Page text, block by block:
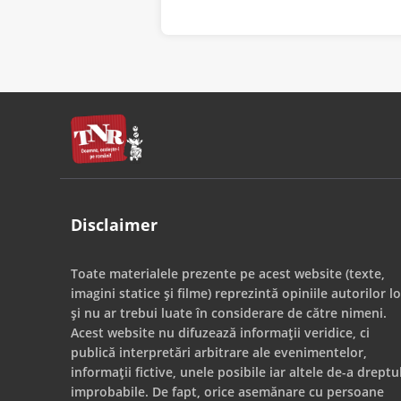
Disclaimer
Toate materialele prezente pe acest website (texte,
imagini statice și filme) reprezintă opiniile autorilor
și nu ar trebui luate în considerare de către nimeni.
Acest website nu difuzează informații veridice, ci
publică interpretări arbitrare ale evenimentelor,
informații fictive, unele posibile iar altele de-a
improbabile. De fapt, orice asemănare cu persoane